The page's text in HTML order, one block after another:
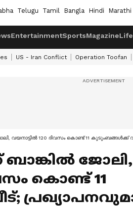
Telugu Tamil Bangla Hindi Marathi
EntertainmentSportsMagazineLife
US - Iran Conflict Operation Toofan
വയനാട്ടില്‍ 120 ദിവസം കൊണ്ട് 11 കുടുംബങ്ങൾക്ക്
ബാങ്കിൽ ജോലി,
കൊണ്ട് 11